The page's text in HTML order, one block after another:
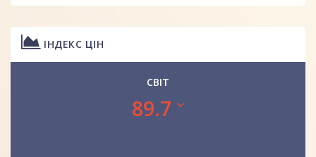
ІНДЕКС ЦІН
СВІТ
89.7